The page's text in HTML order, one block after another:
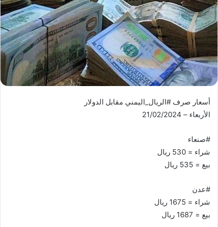
أسعار صرف #الريال_اليمني مقابل الدولار
الأربعاء – 21/02/2024
#صنعاء
شراء = 530 ريال
بيع = 535 ريال
#عدن
شراء = 1675 ريال
بيع = 1687 ريال